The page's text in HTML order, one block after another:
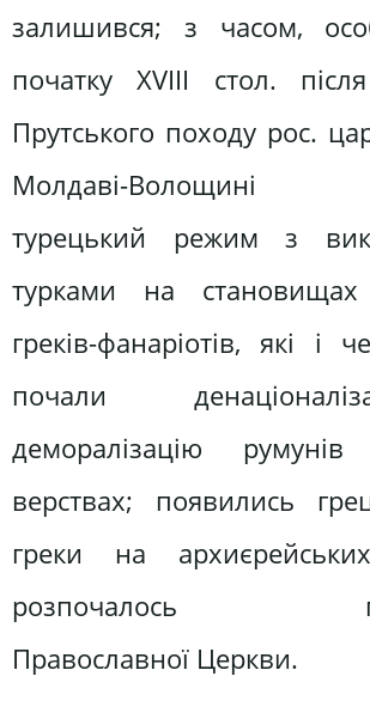
залишився; з часом,
початку XVIII стол.
Прутського походу рос.
Молдаві-Волощині
турецький режим з
турками на становищах
греків-фанаріотів, які і
почали
деморалізацію
верствах; появились
греки на
розпочалось
Православної Церкви.